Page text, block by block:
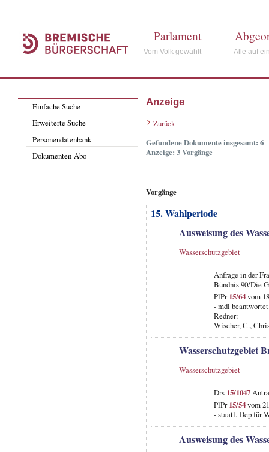
Parlament
Vom Volk gewählt Alle auf
Einfache Suche
Erweiterte Suche
Personendatenbank
Dokumenten-Abo
Anzeige
Zurück
Gefundene Dokumente insgesamt: 6
Anzeige: 3 Vorgänge
Vorgänge
15. Wahlperiode
Ausweisung des
Wasserschutzgebiet
Anfrage in der
Bündnis 90/Die
PlPr15/64vom
- mdl
Redner:
Wischer, C.,
Wasserschutzgebiet
Wasserschutzgebiet
Drs 15/1047
PlPr15/54vom
- staatl. Dep für
Ausweisung des